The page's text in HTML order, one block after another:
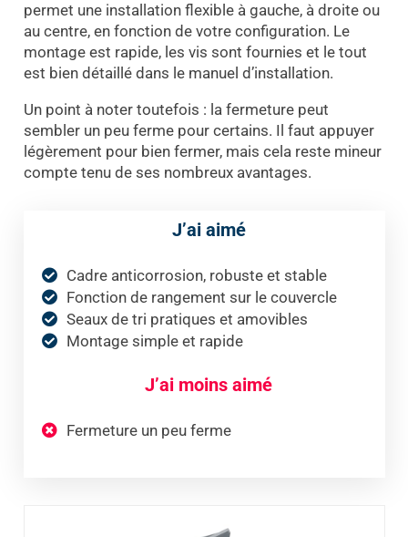
permet une installation flexible à gauche, à droite ou
au centre, en fonction de votre configuration. Le
montage est rapide, les vis sont fournies et le tout
est bien détaillé dans le manuel d’installation.
Un point à noter toutefois : la fermeture peut
sembler un peu ferme pour certains. Il faut appuyer
légèrement pour bien fermer, mais cela reste mineur
compte tenu de ses nombreux avantages.
J’ai aimé
Cadre anticorrosion, robuste et stable
Fonction de rangement sur le couvercle
Seaux de tri pratiques et amovibles
Montage simple et rapide
J’ai moins aimé
Fermeture un peu ferme